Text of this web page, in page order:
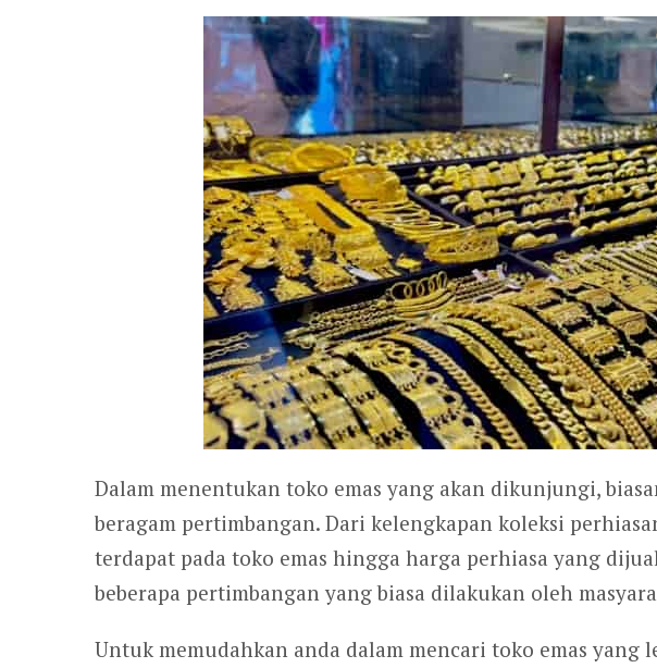
Dalam menentukan toko emas yang akan dikunjungi,
beragam pertimbangan. Dari kelengkapan koleksi
terdapat pada toko emas hingga harga perhiasa yang
beberapa pertimbangan yang biasa dilakukan oleh
Untuk memudahkan anda dalam mencari toko emas yang